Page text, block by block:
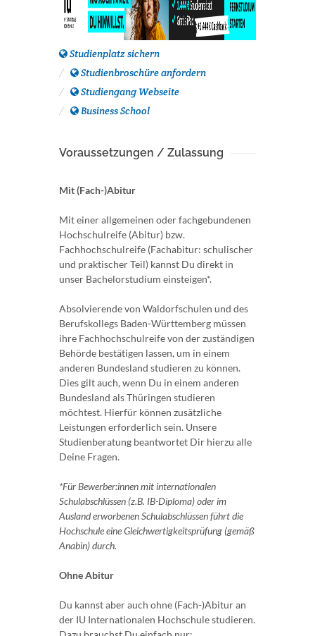
Studienplatz sichern
Studienbroschüre anfordern
Studiengang Webseite
Business School
Voraussetzungen / Zulassung
Mit (Fach-)Abitur
Mit einer allgemeinen oder fachgebundenen
Hochschulreife (Abitur) bzw.
Fachhochschulreife (Fachabitur: schulischer
und praktischer Teil) kannst Du direkt in
unser Bachelorstudium einsteigen*.
Absolvierende von Waldorfschulen und des
Berufskollegs Baden-Württemberg müssen
ihre Fachhochschulreife von der zuständigen
Behörde bestätigen lassen, um in einem
anderen Bundesland studieren zu können.
Dies gilt auch, wenn Du in einem anderen
Bundesland als Thüringen studieren
möchtest. Hierfür können zusätzliche
Leistungen erforderlich sein. Unsere
Studienberatung beantwortet Dir hierzu alle
Deine Fragen.
*Für Bewerber:innen mit internationalen
Schulabschlüssen (z.B. IB-Diploma) oder im
Ausland erworbenen Schulabschlüssen führt die
Hochschule eine Gleichwertigkeitsprüfung (gemäß
Anabin) durch.
Ohne Abitur
Du kannst aber auch ohne (Fach-)Abitur an
der IU Internationalen Hochschule studieren.